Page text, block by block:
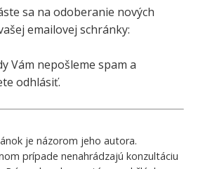
sa na odoberanie nových
emailovej schránky:
Vám nepošleme spam a
odhlásiť.
je názorom jeho autora.
prípade nenahrádzajú konzultáciu